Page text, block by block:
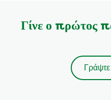
Γίνε ο πρώτος
Γράψτε